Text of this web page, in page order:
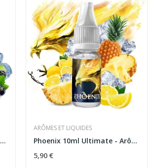
Valkyrie 10ml Ultimate - Arômes et Liquides
ARÔMES ET LIQUIDES
Phoenix 10ml Ultimate - Arômes et Liquides
5,90 €